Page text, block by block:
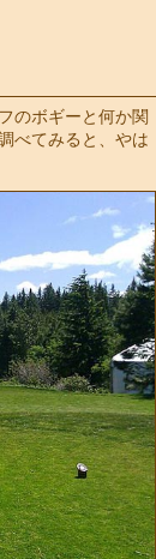
のボギーと何か関
べてみると、やは